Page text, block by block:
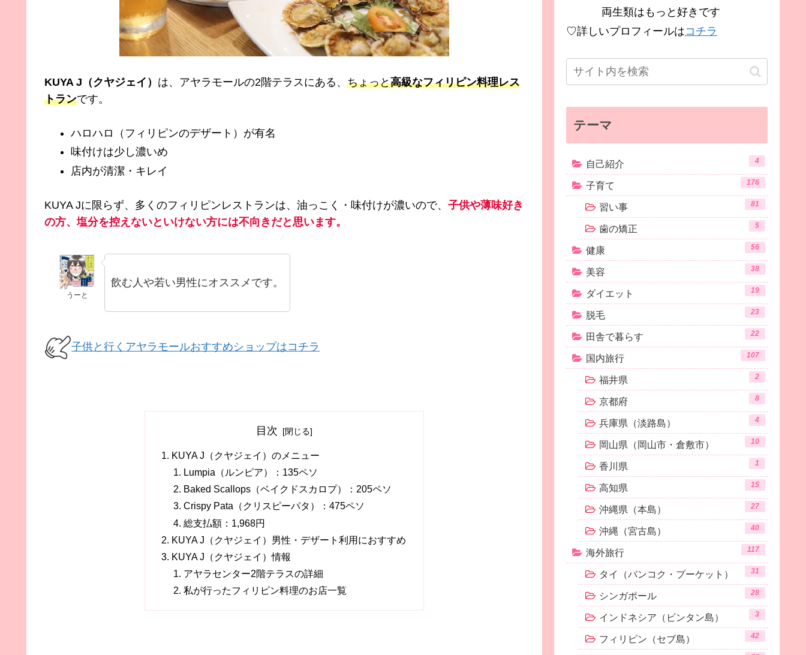
KUYA J（クヤジェイ） は、アヤラモールの2階テラスにある、 ちょっと高級なフィリピン料理レス
トランです。
ハロハロ（フィリピンのデザート）が有名
味付けは少し濃いめ
店内が清潔・キレイ
KUYA Jに限らず、多くのフィリピンレストランは、油っこく・味付けが濃いので、 子供や薄味好き
の方、塩分を控えないといけない方には不向きだと思います。
うーと
飲む人や若い男性にオススメです。
子供と行くアヤラモールおすすめショップはコチラ
目次
KUYA J（クヤジェイ）のメニュー
Lumpia（ルンピア）：135ペソ
Baked Scallops（ベイクドスカロプ）：205ペソ
Crispy Pata（クリスピーパタ）：475ペソ
総支払額：1,968円
KUYA J（クヤジェイ）男性・デザート利用におすすめ
KUYA J（クヤジェイ）情報
アヤラセンター2階テラスの詳細
私が行ったフィリピン料理のお店一覧
両生類はもっと好きです
♡詳しいプロフィールはコチラ
テーマ
自己紹介 4
子育て 176
習い事 81
歯の矯正 5
健康 56
美容 38
ダイエット 19
脱毛 23
田舎で暮らす 22
国内旅行 107
福井県 2
京都府 8
兵庫県（淡路島） 4
岡山県（岡山市・倉敷市） 10
香川県 1
高知県 15
沖縄県（本島） 27
沖縄（宮古島） 40
海外旅行 117
タイ（バンコク・プーケット） 31
シンガポール 28
インドネシア（ビンタン島） 3
フィリピン（セブ島） 42